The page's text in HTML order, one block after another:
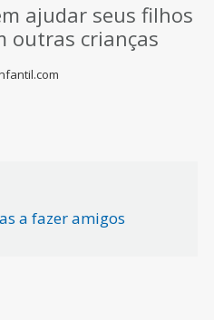
ajudar seus filhos
outras crianças
a fazer amigos